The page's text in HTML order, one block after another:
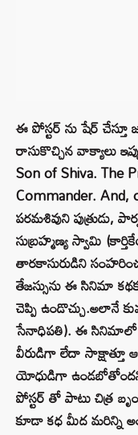
ఈ పోస్టర్ ను షేర్
రాసుకొచ్చిన వాక్యాలు
Son of Shiva. The
Commander. And,
పరమశివుని
సుబ్రహ్మణ్య స్వామి
తారకాసురుడిని
తేజస్సును ఈ సినిమా
చెప్పి ఉండొచ్చు.అలానే
సేనాధిపతి). ఈ సినిమాలో
వీరుడిగా లేదా
యోధుడిగా
పోస్టర్ తో పాటు చిత్ర
కూడా కధ మీద మరిన్ని